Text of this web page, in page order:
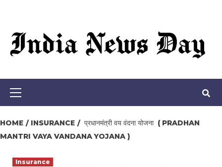
content
Primary
HOME INSURANCE
प्रधानमंत्री वय वंदना योजना ( PRADHAN
MANTRI VAYA VANDANA YOJANA )
Insurance